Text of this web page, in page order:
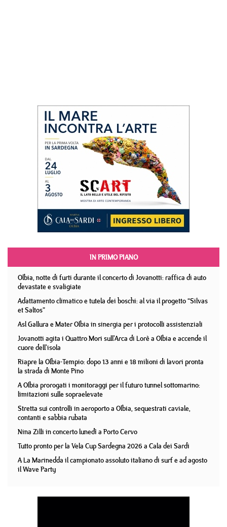
IN PRIMO PIANO
Olbia, notte di furti durante il concerto di Jovanotti: raffica di auto
devastate e svaligiate
Adattamento climatico e tutela dei boschi: al via il progetto “Silvas
et Saltos”
Asl Gallura e Mater Olbia in sinergia per i protocolli assistenziali
Jovanotti agita i Quattro Mori sull'Arca di Lorè a Olbia e accende il
cuore dell'isola
Riapre la Olbia-Tempio: dopo 13 anni e 18 milioni di lavori pronta
la strada di Monte Pino
A Olbia prorogati i monitoraggi per il futuro tunnel sottomarino:
limitazioni sulle sopraelevate
Stretta sui controlli in aeroporto a Olbia, sequestrati caviale,
contanti e sabbia rubata
Nina Zilli in concerto lunedì a Porto Cervo
Tutto pronto per la Vela Cup Sardegna 2026 a Cala dei Sardi
A La Marinedda il campionato assoluto italiano di surf e ad agosto
il Wave Party